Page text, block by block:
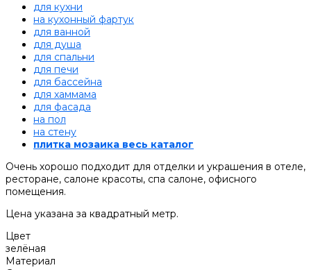
для кухни
на кухонный фартук
для ванной
для душа
для спальни
для печи
для бассейна
для хаммама
для фасада
на пол
на стену
плитка мозаика весь каталог
Очень хорошо подходит для отделки и украшения в отеле,
ресторане, салоне красоты, спа салоне, офисного
помещения.
Цена указана за квадратный метр.
Цвет
зелёная
Материал